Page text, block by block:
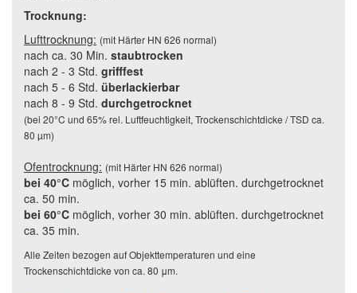
Trocknung:
Lufttrocknung: (mit Härter HN 626 normal)
nach ca. 30 Min. staubtrocken
nach 2 - 3 Std. grifffest
nach 5 - 6 Std. überlackierbar
nach 8 - 9 Std. durchgetrocknet
(bei 20°C und 65% rel. Luftfeuchtigkeit, Trockenschichtdicke / TSD ca.
80 µm)
Ofentrocknung: (mit Härter HN 626 normal)
bei 40°C möglich, vorher 15 min. ablüften. durchgetrocknet
ca. 50 min.
bei 60°C möglich, vorher 30 min. ablüften. durchgetrocknet
ca. 35 min.
Alle Zeiten bezogen auf Objekttemperaturen und eine
Trockenschichtdicke von ca. 80 μm.